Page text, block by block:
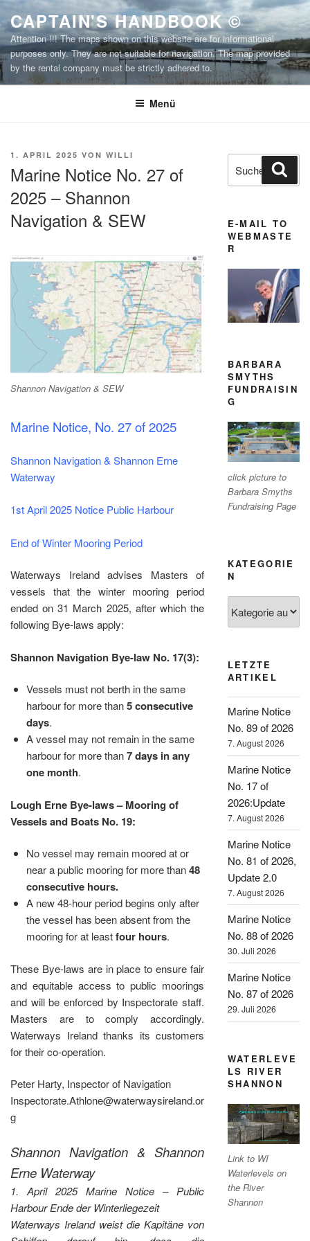
Zum
Inhalt
springen
CAPTAIN'S HANDBOOK ©
Attention !!! The maps shown on this website are for informational
purposes only. They are not suitable for navigation. The map provided
by the rental company must be strictly adhered to.
Menü
VERÖFFENTLICHT
1. APRIL 2025 VON WILLI
Marine Notice No. 27 of
2025 – Shannon
Navigation & SEW
Shannon Navigation & SEW
Marine Notice, No. 27 of 2025
Shannon Navigation & Shannon Erne
Waterway
1st April 2025 Notice Public Harbour
End of Winter Mooring Period
Waterways Ireland advises Masters of
vessels that the winter mooring period
ended on 31 March 2025, after which the
following Bye-laws apply:
Shannon Navigation Bye-law No. 17(3):
Vessels must not berth in the same
harbour for more than5 consecutive
days.
A vessel may not remain in the same
harbour for more than7 days in any
one month.
Lough Erne Bye-laws – Mooring of
Vessels and Boats No. 19:
No vessel may remain moored at or
near a public mooring for more than48
consecutive hours.
A new 48-hour period begins only after
the vessel has been absent from the
mooring for at leastfour hours.
These Bye-laws are in place to ensure fair
and equitable access to public moorings
and will be enforced by Inspectorate staff.
Masters are to comply accordingly.
Waterways Ireland thanks its customers
for their co-operation.
Peter Harty, Inspector of Navigation
Inspectorate.Athlone@waterwaysireland.or
g
Shannon Navigation & Shannon
Erne Waterway
1. April 2025 Marine Notice – Public
Harbour Ende der Winterliegezeit
Waterways Ireland weist die Kapitäne von
Suchen
nach:
E-MAIL TO
WEBMASTE
R
BARBARA
SMYTHS
FUNDRAISIN
G
click picture to
Barbara Smyths
Fundraising Page
KATEGORIE
N
LETZTE
ARTIKEL
Marine Notice
No. 89 of 2026
7. August 2026
Marine Notice
No. 17 of
2026:Update
7. August 2026
Marine Notice
No. 81 of 2026,
Update 2.0
7. August 2026
Marine Notice
No. 88 of 2026
30. Juli 2026
Marine Notice
No. 87 of 2026
29. Juli 2026
WATERLEVE
LS RIVER
SHANNON
Link to WI
Waterlevels on
the River
Shannon